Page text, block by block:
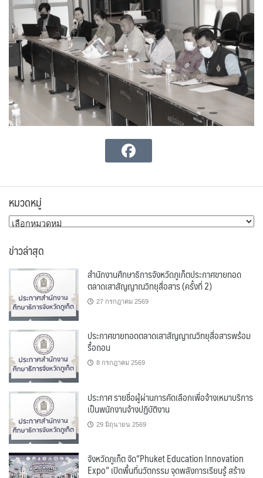
หมวดหมู่
หมวด
ข่าวล่าสุด
สำนักงานศึกษาธิการจังหวัดภูเก็ตประกาศขายทอด
ตลาดเสาสัญญาณวิทยุสื่อสาร (ครั้งที่ 2)
27 กรกฎาคม 2569
ประกาศขายทอดตลาดเสาสัญญาณวิทยุสื่อสารพร้อม
รื้อถอน
8 กรกฎาคม 2569
ประกาศ รายชื่อผู้ผ่านการคัดเลือกเพื่อจ้างเหมาบริการ
เป็นพนักงานจ้างปฏิบัติงาน
29 มิถุนายน 2569
จังหวัดภูเก็ต จัด“Phuket Education Innovation
Expo” เปิดพื้นที่นวัตกรรม จุดพลังการเรียนรู้ สร้าง